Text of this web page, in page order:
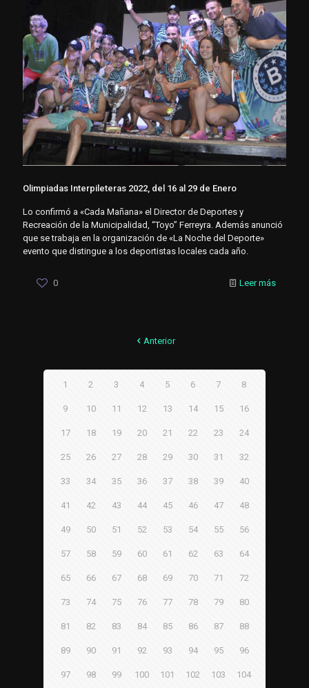
Olimpiadas Interpileteras 2022, del 16 al 29 de Enero
Lo confirmó a «Cada Mañana» el Director de Deportes y
Recreación de la Municipalidad, “Toyo” Ferreyra. Además anunció
que se trabaja en la organización de «La Noche del Deporte»
evento que distingue a los deportistas locales cada año.
0 Leer más
Anterior
1 2 3 4 5 6 7 8
9 10 11 12 13 14 15 16
17 18 19 20 21 22 23 24
25 26 27 28 29 30 31 32
33 34 35 36 37 38 39 40
41 42 43 44 45 46 47 48
49 50 51 52 53 54 55 56
57 58 59 60 61 62 63 64
65 66 67 68 69 70 71 72
73 74 75 76 77 78 79 80
81 82 83 84 85 86 87 88
89 90 91 92 93 94 95 96
97 98 99 100 101 102 103 104